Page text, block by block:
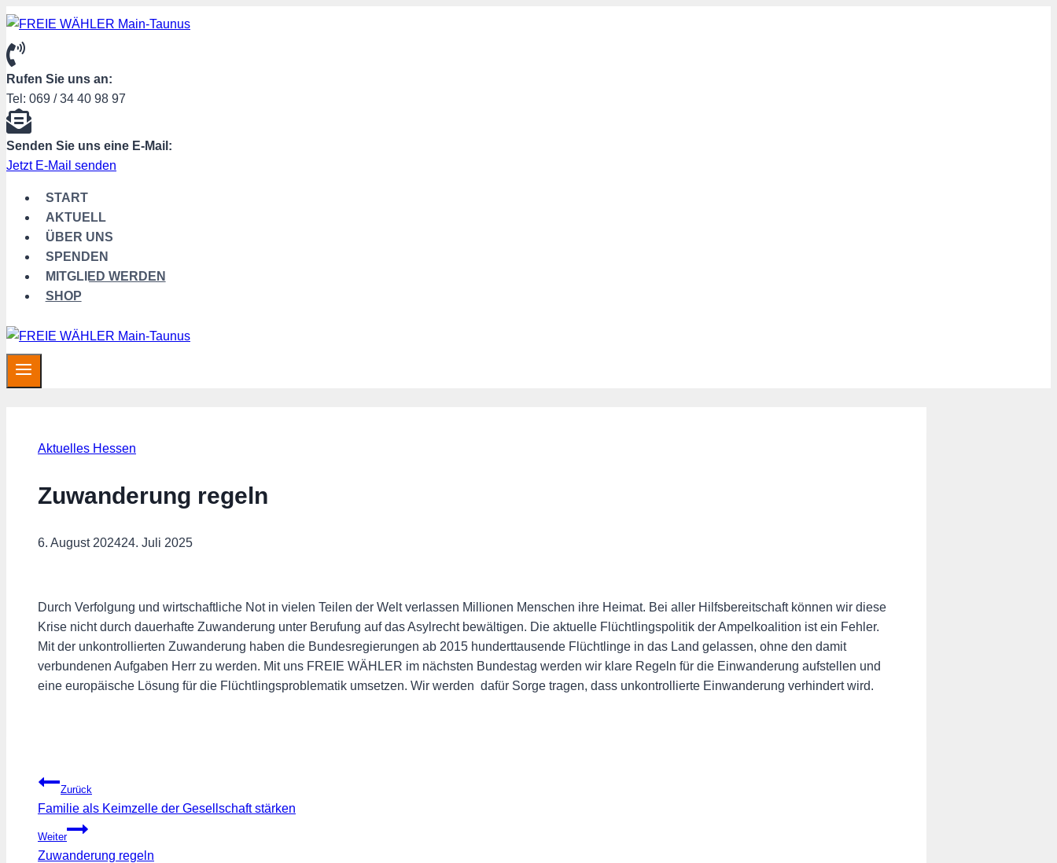
Zum
springen
Rufen Sie uns an:
Tel: 069 / 34 40 98 97
Senden Sie uns eine E-Mail:
Jetzt E-Mail senden
START
AKTUELL
ÜBER UNS
SPENDEN
MITGLIED WERDEN
SHOP
Aktuelles Hessen
Zuwanderung regeln
6. August 202424. Juli 2025
Durch Verfolgung und wirtschaftliche Not in vielen Teilen der Welt verlassen Millionen Menschen ihre Heimat. Bei aller Hilfsbereitschaft können wir diese
Krise nicht durch dauerhafte Zuwanderung unter Berufung auf das Asylrecht bewältigen. Die aktuelle Flüchtlingspolitik der Ampelkoalition ist ein Fehler.
Mit der unkontrollierten Zuwanderung haben die Bundesregierungen ab 2015 hunderttausende Flüchtlinge in das Land gelassen, ohne den damit
verbundenen Aufgaben Herr zu werden. Mit uns FREIE WÄHLER im nächsten Bundestag werden wir klare Regeln für die Einwanderung aufstellen und
eine europäische Lösung für die Flüchtlingsproblematik umsetzen. Wir werden dafür Sorge tragen, dass unkontrollierte Einwanderung verhindert wird.
Beitragsnavigation
Zurück
Familie als Keimzelle der Gesellschaft stärken
Weiter
Zuwanderung regeln